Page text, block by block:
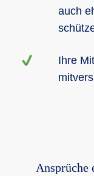
auch
Ihre
Ansprüche